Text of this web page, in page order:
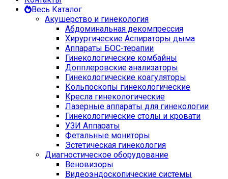
Весь Каталог
Акушерство и гинекология
Абдоминальная декомпрессия
Хирургические Аспираторы дыма
Аппараты БОС-терапии
Гинекологические комбайны
Допплеровские анализаторы
Гинекологические коагуляторы
Кольпоскопы гинекологические
Кресла гинекологические
Лазерные аппараты для гинекологии
Гинекологические столы и кровати
УЗИ Аппараты
Фетальные мониторы
Эстетическая гинекология
Диагностическое оборудование
Веновизоры
Видеоэндоскопические системы